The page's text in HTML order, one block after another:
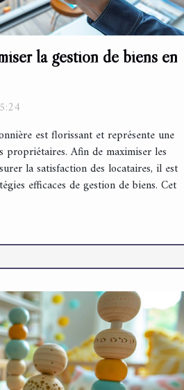
la gestion de biens en
est florissant et représente une
Afin de maximiser les
la satisfaction des locataires, il est
efficaces de gestion de biens. Cet